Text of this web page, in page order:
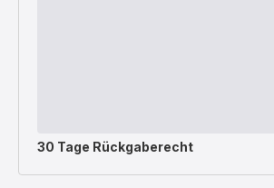
30 Tage Rückgaberecht